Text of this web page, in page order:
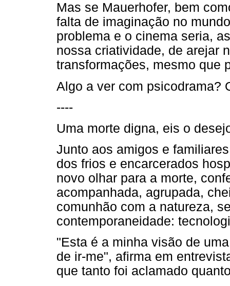
Mas se Mauerhofer, bem
falta de imaginação no
problema e o cinema seria,
nossa criatividade, de arejar
transformações, mesmo que
Algo a ver com psicodrama?
----
Uma morte digna, eis o
Junto aos amigos e
dos frios e encarcerados
novo olhar para a morte,
acompanhada, agrupada,
comunhão com a natureza,
contemporaneidade:
"Esta é a minha visão de
de ir-me", afirma em
que tanto foi aclamado